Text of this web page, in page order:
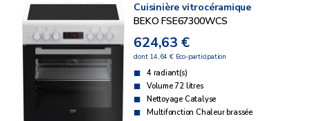
Cuisinière vitrocéramique
BEKO FSE67300WCS
624,63 €
dont 14,64 € Eco-participation
4 radiant(s)
Volume 72 litres
Nettoyage Catalyse
Multifonction Chaleur brassée